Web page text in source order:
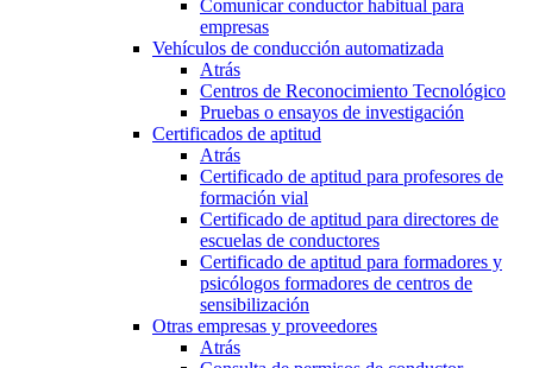
Comunicar conductor habitual para
empresas
Vehículos de conducción automatizada
Atrás
Centros de Reconocimiento Tecnológico
Pruebas o ensayos de investigación
Certificados de aptitud
Atrás
Certificado de aptitud para profesores de
formación vial
Certificado de aptitud para directores de
escuelas de conductores
Certificado de aptitud para formadores y
psicólogos formadores de centros de
sensibilización
Otras empresas y proveedores
Atrás